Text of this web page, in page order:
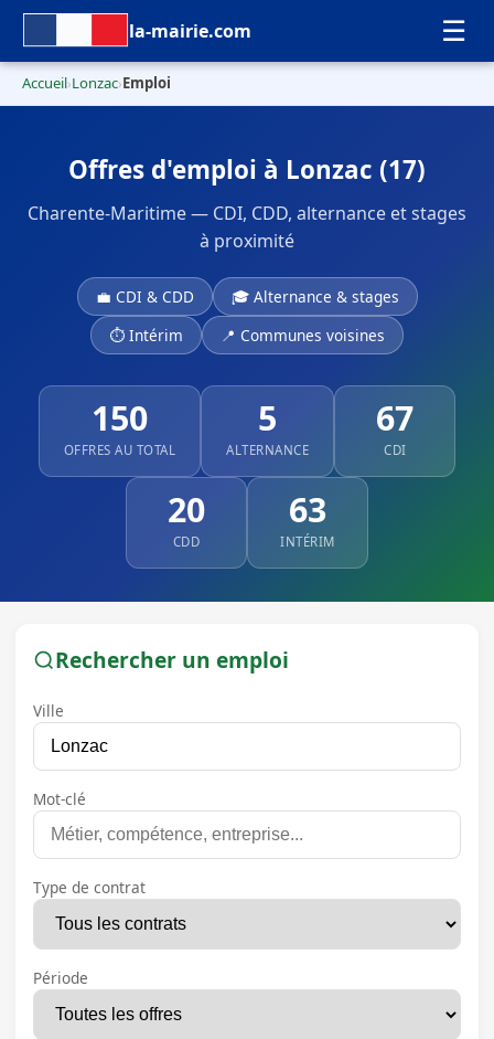
la-mairie.com ☰
Accueil›Lonzac›Emploi
Offres d'emploi à Lonzac (17)
Charente-Maritime — CDI, CDD, alternance et stages
à proximité
💼 CDI & CDD
🎓 Alternance & stages
⏱ Intérim
📍 Communes voisines
150
OFFRES AU TOTAL
5
ALTERNANCE
67
CDI
20
CDD
63
INTÉRIM
Rechercher un emploi
Ville
Mot-clé
Type de contrat
Période